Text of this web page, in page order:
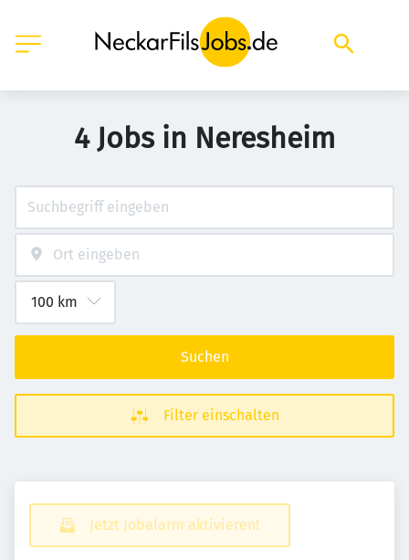
4 Jobs in Neresheim
Suchen
Filter einschalten
Jetzt Jobalarm aktivieren!